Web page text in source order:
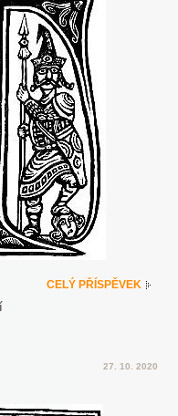
CELÝ PŘÍSPĚVEK
27. 10. 2020